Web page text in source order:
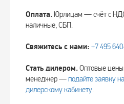
Оплата. Юрлицам — счёт с
наличные, СБП.
Свяжитесь с нами: +7 495
Стать дилером.Оптовые
менеджер —подайте заявку
дилерскому кабинету.